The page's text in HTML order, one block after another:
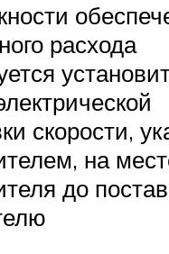
расхода
скорости,
на
до